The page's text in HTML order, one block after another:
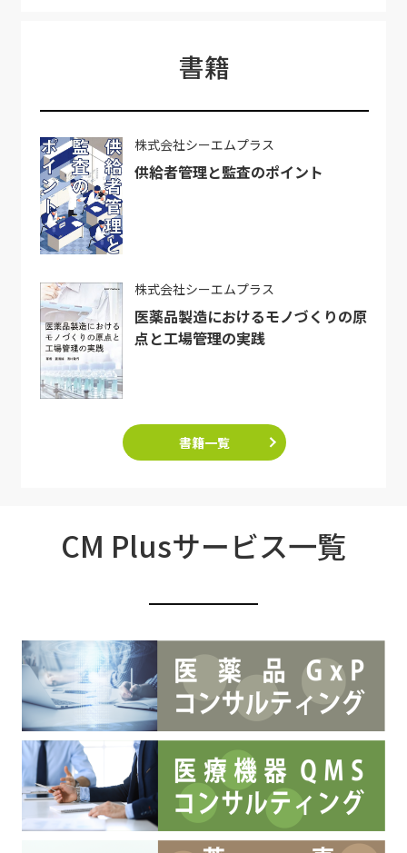
書籍
株式会社シーエムプラス
供給者管理と監査のポイント
株式会社シーエムプラス
医薬品製造におけるモノづくりの原
点と工場管理の実践
書籍一覧
CM Plusサービス一覧